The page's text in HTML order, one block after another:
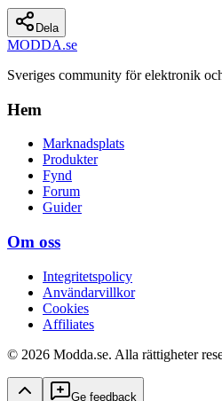
Dela
MODDA.se
Sveriges community för elektronik
Hem
Marknadsplats
Produkter
Fynd
Forum
Guider
Om oss
Integritetspolicy
Användarvillkor
Cookies
Affiliates
© 2026 Modda.se. Alla rättigheter
Ge feedback